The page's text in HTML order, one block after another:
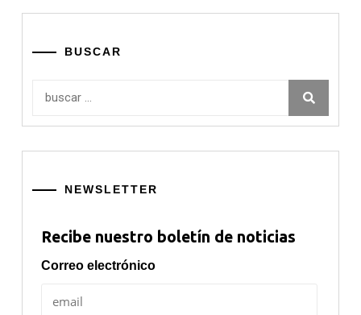
BUSCAR
NEWSLETTER
Recibe nuestro boletín de noticias
Correo electrónico